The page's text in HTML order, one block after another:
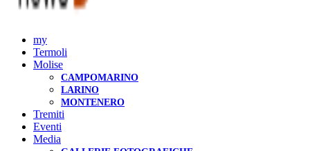
my
Termoli
Molise
CAMPOMARINO
LARINO
MONTENERO
Tremiti
Eventi
Media